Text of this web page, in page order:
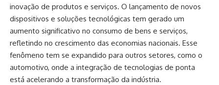
inovação de produtos e serviços. O lançamento de novos
dispositivos e soluções tecnológicas tem gerado um
aumento significativo no consumo de bens e serviços,
refletindo no crescimento das economias nacionais. Esse
fenômeno tem se expandido para outros setores, como o
automotivo, onde a integração de tecnologias de ponta
está acelerando a transformação da indústria.